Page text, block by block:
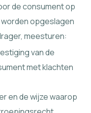
de consument op
opgeslagen
meesturen:
van de
met klachten
en de wijze waarop